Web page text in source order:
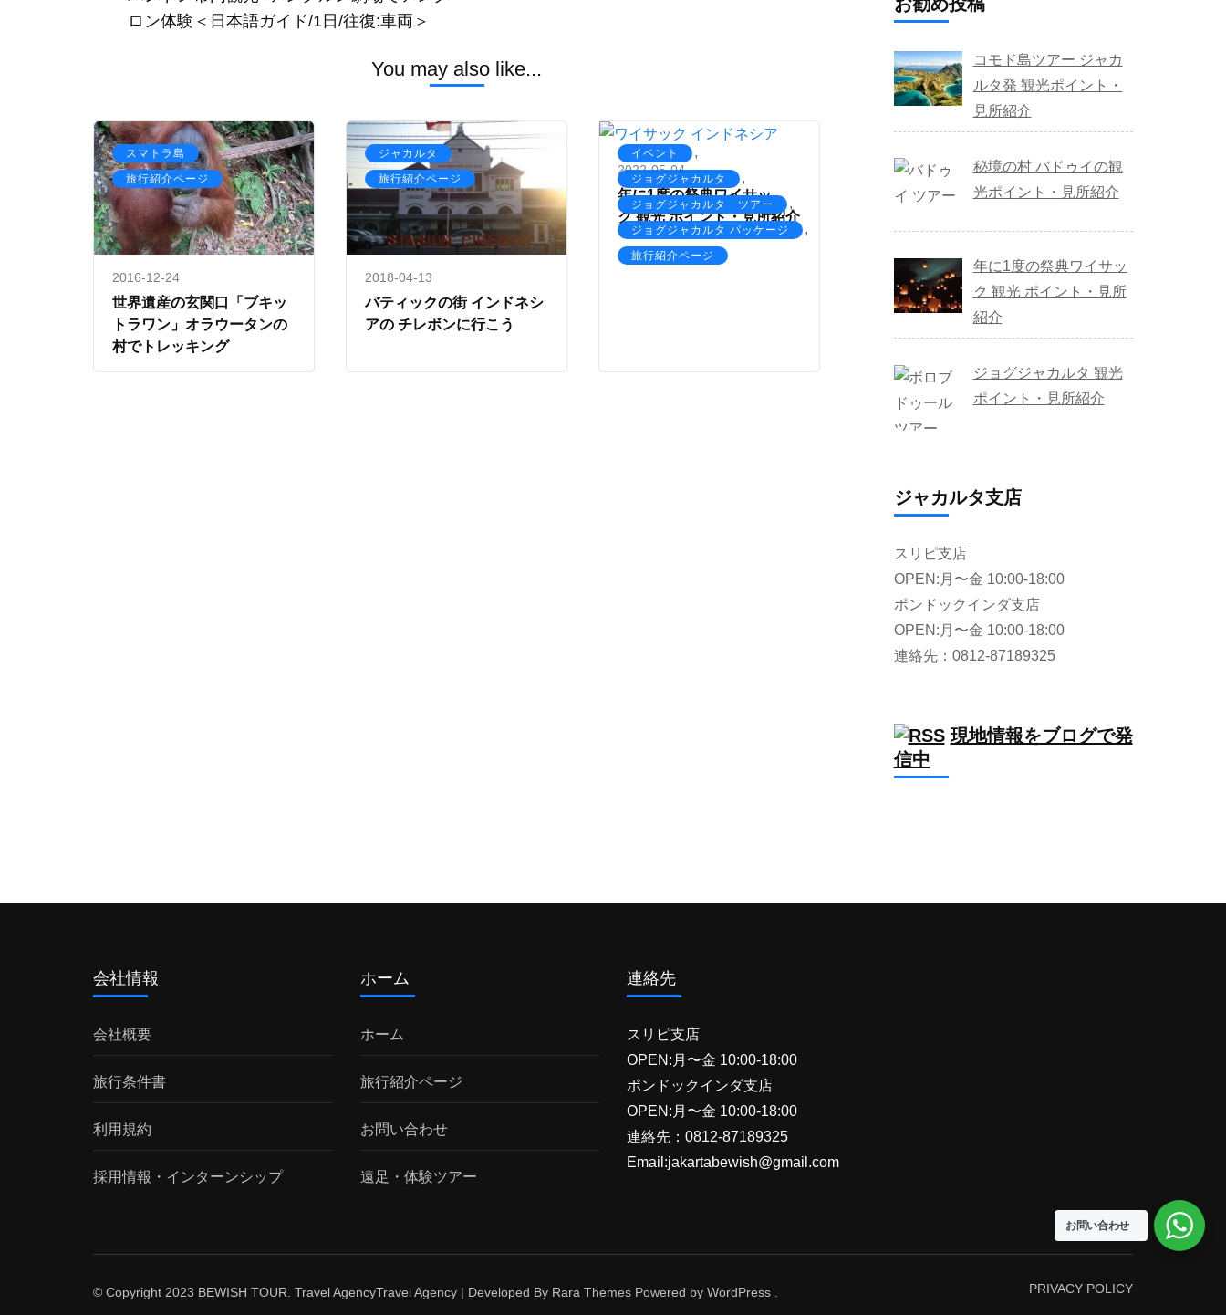
ロン体験＜日本語ガイド/1日/往復:車両＞
You may also like...
スマトラ島 ,
旅行紹介ページ
2016-12-24
世界遺産の玄関口「ブキッ
トラワン」オラウータンの
村でトレッキング
ジャカルタ ,
旅行紹介ページ
2018-04-13
バティックの街 インドネシ
アの チレボンに行こう
イベント ,
ジョグジャカルタ ,
ジョグジャカルタ ツアー ,
ジョグジャカルタ パッケージ ,
旅行紹介ページ
2022-05-04
年に1度の祭典ワイサッ
ク 観光 ポイント・見所紹介
コモド島ツアー ジャカ
ルタ発 観光ポイント・
見所紹介
秘境の村 バドゥイの観
光ポイント・見所紹介
年に1度の祭典ワイサッ
ク 観光 ポイント・見所
紹介
ジョグジャカルタ 観光
ポイント・見所紹介
ジャカルタ支店
スリピ支店
OPEN:月〜金 10:00-18:00
ポンドックインダ支店
OPEN:月〜金 10:00-18:00
連絡先：0812-87189325
現地情報をブログで発
信中
会社情報
会社概要
旅行条件書
利用規約
採用情報・インターンシップ
ホーム
ホーム
旅行紹介ページ
お問い合わせ
遠足・体験ツアー
連絡先
スリピ支店
OPEN:月〜金 10:00-18:00
ポンドックインダ支店
OPEN:月〜金 10:00-18:00
連絡先：0812-87189325
Email:jakartabewish@gmail.com
© Copyright 2023 BEWISH TOUR. Travel AgencyTravel Agency | Developed By Rara Themes Powered by WordPress . PRIVACY POLICY
お問い合わせ